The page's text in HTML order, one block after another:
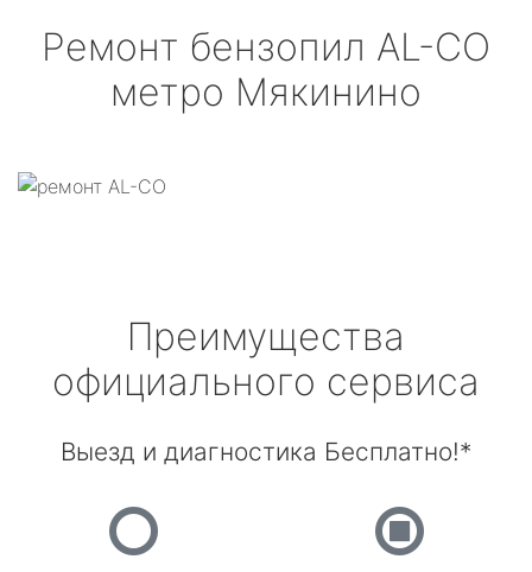
Ремонт бензопил AL-CO
метро Мякинино
Преимущества
официального сервиса
Выезд и диагностика Бесплатно!*